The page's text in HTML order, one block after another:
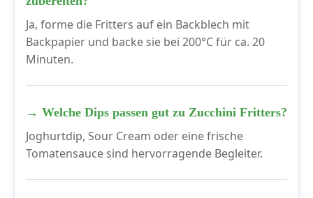
Ja, forme die Fritters auf ein Backblech mit
Backpapier und backe sie bei 200°C für ca. 20
Minuten.
→ Welche Dips passen gut zu Zucchini Fritters?
Joghurtdip, Sour Cream oder eine frische
Tomatensauce sind hervorragende Begleiter.